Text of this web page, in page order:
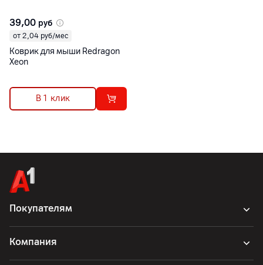
39,00 руб
от 2,04 руб/мес
Коврик для мыши Redragon
Xeon
В 1 клик
Покупателям
Компания